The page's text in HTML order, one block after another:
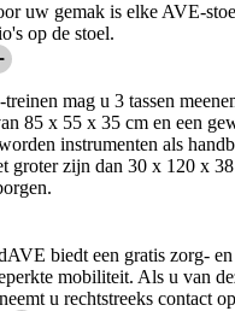
uw gemak is elke AVE-
op de stoel.
mag u 3 tassen
85 x 55 x 35 cm en een
instrumenten als
groter zijn dan 30 x 120 x
AVE biedt een gratis zorg- en
mobiliteit. Als u van
u rechtstreeks contact